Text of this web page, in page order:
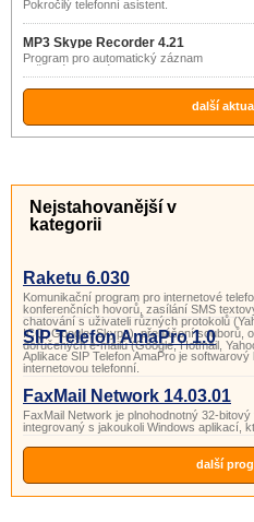
Pokročilý telefonní asistent.
MP3 Skype Recorder 4.21
Program pro automatický záznam
veškeré hlasové komunikace
realizované prostřednictvím Skype.
další
Nejstahovanější v
kategorii
Raketu 6.030
Komunikační program pro internetové
konferenčních hovorů, zasílání SMS
chatování s uživateli různých protokolů
ICQ, Google, Skype), přenášení souborů,
doručených e-mailů (Google, Hotmail,
SIP Telefon AmaPro 1.0
Aplikace SIP Telefon AmaPro je
internetovou telefonní.
FaxMail Network 14.03.01
FaxMail Network je plnohodnotný 32-
integrovaný s jakoukoli Windows aplikací,
další